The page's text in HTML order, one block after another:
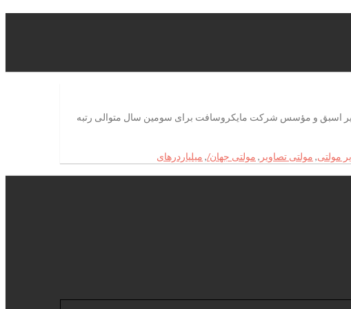
۵۴۰میلیاردر در آمریکا وجود دارد. بیل گیتس، مدیر اسبق و مؤسس شرکت مایکروسافت برای سومین سال متوالی رتبه
مولتی‌, مولتی‌ تصاویر , مولتی‌ جهان/, میلیاردرهای